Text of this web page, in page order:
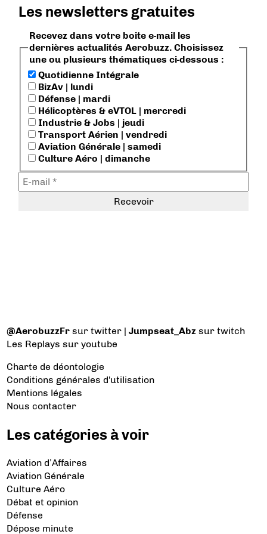
Les newsletters gratuites
Recevez dans votre boite e-mail les
dernières actualités Aerobuzz. Choisissez
une ou plusieurs thématiques ci-dessous :
Quotidienne Intégrale
BizAv | lundi
Défense | mardi
Hélicoptères & eVTOL | mercredi
Industrie & Jobs | jeudi
Transport Aérien | vendredi
Aviation Générale | samedi
Culture Aéro | dimanche
@AerobuzzFr sur twitter |Jumpseat_Abz sur twitch
Les Replays sur youtube
Charte de déontologie
Conditions générales d'utilisation
Mentions légales
Nous contacter
Les catégories à voir
Aviation d’Affaires
Aviation Générale
Culture Aéro
Débat et opinion
Défense
Dépose minute